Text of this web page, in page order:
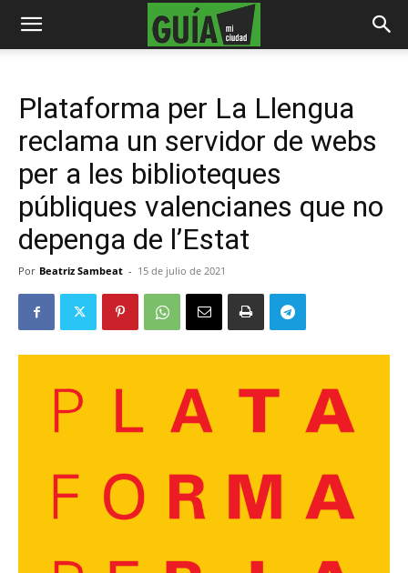
Plataforma per La Llengua
reclama un servidor de webs
per a les biblioteques
públiques valencianes que no
depenga de l’Estat
Por Beatriz Sambeat - 15 de julio de 2021